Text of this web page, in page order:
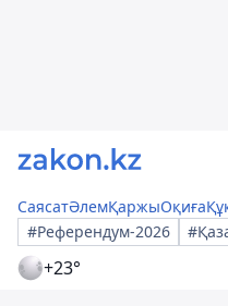
СаясатӘлемҚаржыОқиға
#Референдум-2026
+23°